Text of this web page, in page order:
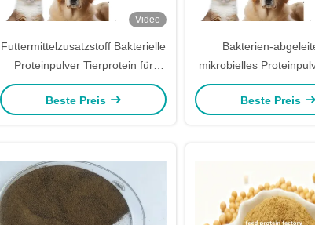
Video
Futtermittelzusatzstoff Bakterielle
Proteinpulver Tierprotein für
Mycobacterialc Thailand
Beste Preis
Bakterien-
mikrobielles
Fermentierung
MPP, BPP
Beste Preis